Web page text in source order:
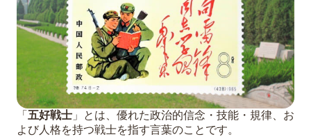
「 五好戦士 」とは、優れた政治的信念・技能・規律、お
よび人格を持つ戦士を指す言葉のことです。